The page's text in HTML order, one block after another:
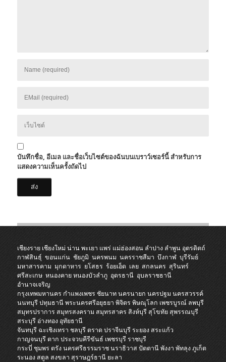
บันทึกชื่อ, อีเมล และชื่อเว็บไซต์ของฉันบนเบราว์เซอร์นี้ สำหรับการ
แสดงความเห็นครั้งถัดไป
เชียงราย เชียงใหม่ น่านพะเยา แพร่ แม่ฮ่องสอน ลำปาง ลำพูน อุตรดิตถ์
กาฬสินธุ์ ขอนแก่น ชัยภูมิ นครพนม นครราชสีมา บึงกาฬ บุรีรัมย์
มหาสารคาม มุกดาหาร ยโสธร ร้อยเอ็ด เลย สกลนคร สุรินทร์
ศรีสะเกษ หนองคายหนองบัวลำภู อุดรธานี อุบลราชธานี
อำนาจเจริญ
กรุงเทพมหานคร กำแพงเพชร ชัยนาทนครนายก นครปฐม นครสวรรค์
นนทบุรีปทุมธานีพระนครศรีอยุธยา พิจิตรพิษณุโลก เพชรบูรณ์ ลพบุรี
สมุทรปราการสมุทรสงคราม สมุทรสาครสิงห์บุรี สุโขทัยสุพรรณบุรี
สระบุรี อ่างทอง อุทัยธานี
จันทบุรี ฉะเชิงเทรา ชลบุรี ตราดปราจีนบุรีระยองสระแก้ว
กาญจนบุรีตาก ประจวบคีรีขันธ์ เพชรบุรีราชบุรี
กระบี่ ชุมพร ตรังนครศรีธรรมราชนราธิวาสปัตตานีพังงา พัทลุงภูเก็ต
ระนอง สตูล สงขลา สุราษฎร์ธานี ยะลา